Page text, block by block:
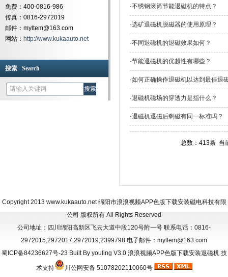
免费：400-0816-986
传真：0816-2972019
邮件：myltem@163.com
网站： http://www.kukaauto.net
搜索 Search
·不绣钢滚筒节能退磁机的特点？
·选矿退磁机脱磁器的使用原理？
·不同退磁机的退磁效果如何？
·节能退磁机的优越性有哪些？
·如何正确操作退磁机以达到最佳退磁
·退磁机磁场的穿透力是指什么？
·退磁机退磁后剩磁有同一标准吗？
总数：413条 当前
Copyright 2013 www.kukaauto.net绵阳市浪浪视频APP色版下载安装磁电科技有限
公司 版权所有 All Rights Reserved
公司地址：四川绵阳高新区飞云大道中段120号附一号 联系电话：0816-
2972015,2972017,2972019,2399798 电子邮件：myltem@163.com
蜀ICP备84236627号-23 Built By youling V3.0 浪浪视频APP色版下载安装退磁机技
术支持 川公网安备 51078202110060号